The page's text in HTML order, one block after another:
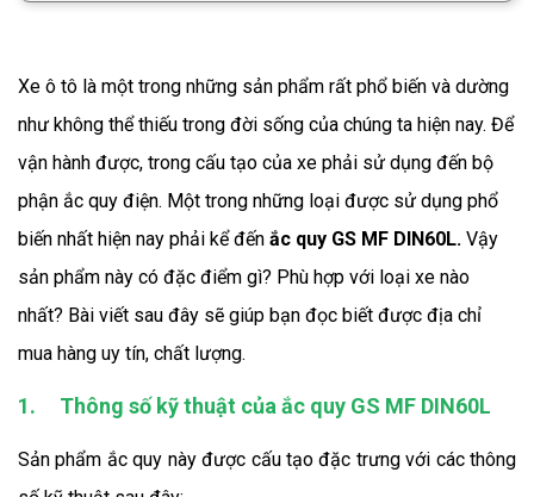
Xe ô tô là một trong những sản phẩm rất phổ biến và dường
như không thể thiếu trong đời sống của chúng ta hiện nay. Để
vận hành được, trong cấu tạo của xe phải sử dụng đến bộ
phận ắc quy điện. Một trong những loại được sử dụng phổ
biến nhất hiện nay phải kể đến ắc quy GS MF DIN60L. Vậy
sản phẩm này có đặc điểm gì? Phù hợp với loại xe nào
nhất? Bài viết sau đây sẽ giúp bạn đọc biết được địa chỉ
mua hàng uy tín, chất lượng.
1. Thông số kỹ thuật của ắc quy GS MF DIN60L
Sản phẩm ắc quy này được cấu tạo đặc trưng với các thông